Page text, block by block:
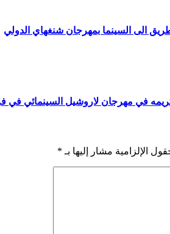
الى السينما بمهرجان شنغهاي الدولي
في مهرجان لاروشيل السينمائي في
الإلزامية مشار إليها بـ *